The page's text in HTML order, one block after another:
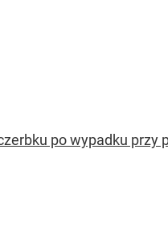
po wypadku przy